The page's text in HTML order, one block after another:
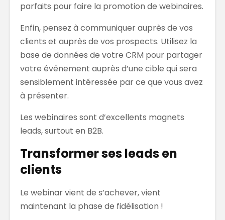
parfaits pour faire la promotion de webinaires.
Enfin, pensez à communiquer auprès de vos
clients et auprès de vos prospects. Utilisez la
base de données de votre CRM pour partager
votre événement auprès d’une cible qui sera
sensiblement intéressée par ce que vous avez
à présenter.
Les webinaires sont d’excellents magnets
leads, surtout en B2B.
Transformer ses leads en
clients
Le webinar vient de s’achever, vient
maintenant la phase de fidélisation !